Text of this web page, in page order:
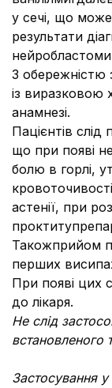
у сечі, що
результати
З обережністю
із виразковою
анамнезі.
Пацієнтів
що при появі
болю в горлі,
астенії, при
Такожприйом
перших
При появі цих
до лікаря.
Не слід
встановленого
Застосування у